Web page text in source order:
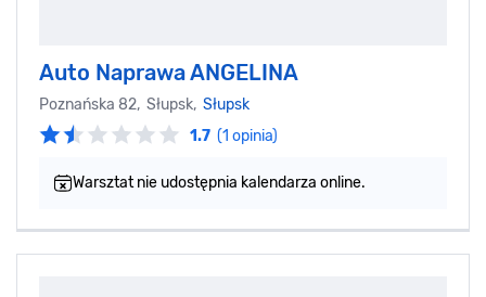
Auto Naprawa ANGELINA
Poznańska 82, Słupsk, Słupsk
1.7 (1 opinia)
Warsztat nie udostępnia kalendarza online.